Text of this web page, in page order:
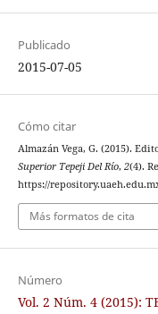
Publicado
2015-07-05
Cómo citar
Almazán Vega, G. (2015).
Superior Tepeji Del Río, 2(4).
https://
Más formatos de cita
Número
Vol. 2 Núm. 4 (2015):